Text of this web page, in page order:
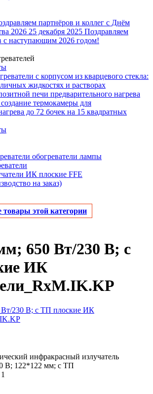
партнёров и коллег с Днём
2026 25 декабря 2025 Поздравляем
с наступающим 2026 годом!
с корпусом из кварцевого стекла:
жидкостях и растворах
печи предварительного нагрева
термокамеры для
до 72 бочек на 15 квадратных
обогреватели лампы
ИК плоские FFE
на заказ)
товары этой категории
650 Вт/230 В; с
ИК
инфракрасный излучатель
В; 122*122 мм; с ТП